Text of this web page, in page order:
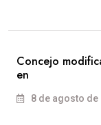
Concejo
en
8 de agosto de